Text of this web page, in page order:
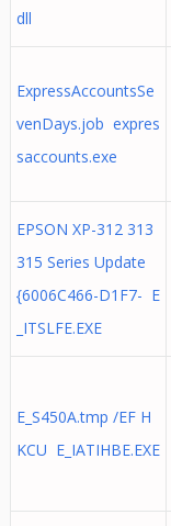
dll
ExpressAccountsSe
venDays.job expres
saccounts.exe
EPSON XP-312 313
315 Series Update
{6006C466-D1F7- E
_ITSLFE.EXE
E_S450A.tmp /EF H
KCU E_IATIHBE.EXE